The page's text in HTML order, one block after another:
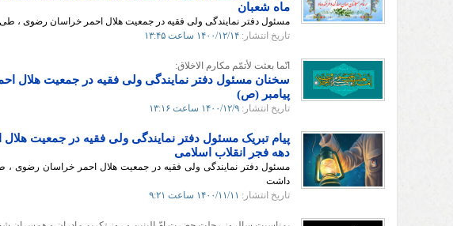
ماه شعبان
مسئول دفتر نمایندگی ولی فقیه در جمعیت هلال احمر خراسان رضوی ،
تاریخ انتشار: ۱۴۰۰/۱۲/۱۴ ساعت ۱۳:۴۵
انّما بعثت لأتمّم مکارم الاخلاق:
سخنان مسئول دفتر نمایندگی ولی فقیه در جمعیت هلال
پیامبر (ص)
تاریخ انتشار: ۱۴۰۰/۱۲/۹ ساعت ۱۳:۱۶
پیام تبریک مسئول دفتر نمایندگی ولی فقیه در جمعیت
دهه فجر انقلاب اسلامی
مسئول دفتر نمایندگی ولی فقیه در جمعیت هلال احمر خراسان رضوی ،
داشت
تاریخ انتشار: ۱۴۰۰/۱۱/۱۱ ساعت ۹:۲۱